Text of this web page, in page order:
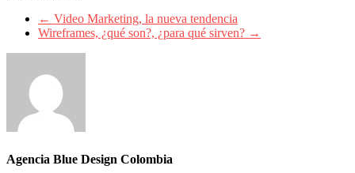
LATAM
Mercadeo
Interactivo,
Medios,
Publicidad,
Campañas
← Video Marketing, la nueva tendencia
Wireframes, ¿qué son?, ¿para qué sirven? →
Agencia Blue Design Colombia